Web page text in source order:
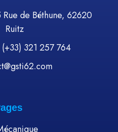
de Béthune, 62620
Ruitz
321 257 764